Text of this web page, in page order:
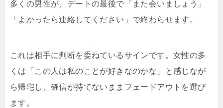
多くの男性が、デートの最後で「また会いましょう」
「よかったら連絡してください」で終わらせます。
これは相手に判断を委ねているサインです。女性の多
くは「この人は私のことが好きなのかな」と感じなが
ら帰宅し、確信が持てないままフェードアウトを選び
ます。